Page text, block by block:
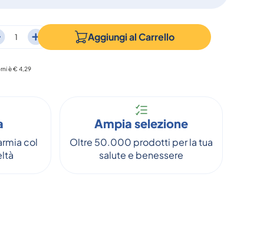
Aggiungi alCarrello
è € 4,29
col
Ampia selezione
Oltre 50.000 prodotti per la tua
salute e benessere